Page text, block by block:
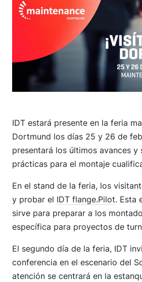
IDT estará presente en la feria
Dortmund los días 25 y 26 de
presentará los últimos avances y
prácticas para el montaje
En el stand de la feria, los
y probar el IDT flange.Pilot. Esta
sirve para preparar a los
específica para proyectos de
El segundo día de la feria, IDT
conferencia en el escenario del
atención se centrará en la